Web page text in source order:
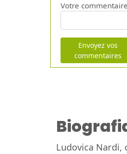
Votre
Envoyez vos
commentaires
Ludovica Nardi,